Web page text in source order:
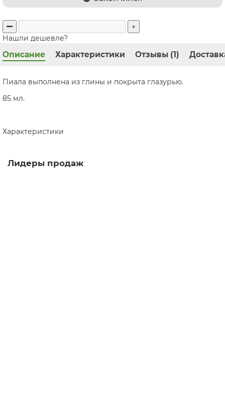
Нашли дешевле?
Описание Характеристики Отзывы (1)
Пиала выполнена из глины и покрыта глазурью.
85 мл.
Характеристики
Лидеры продаж